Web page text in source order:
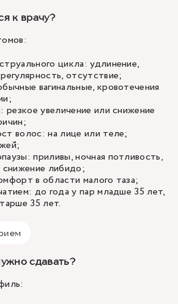
к врачу?
цикла: удлинение,
отсутствие;
вагинальные, кровотечения
резкое увеличение или снижение
волос: на лице или теле;
приливы, ночная потливость,
снижение либидо;
в области малого таза;
до года у пар младше 35 лет,
35 лет.
сдавать?